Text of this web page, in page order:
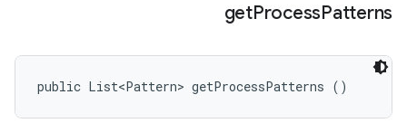
getProcessPatterns
public List<Pattern> getProcessPatterns ()